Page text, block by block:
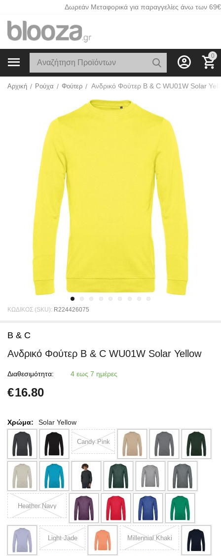
Δωρεάν Μεταφορικά για παραγγελίες άνω των 69€
0
Αρχική / Ρούχα / Φούτερ / Ανδρικό Φούτερ B & C WU01W Solar
ΚΩΔΙΚΟΣ (SKU): R224426075
B & C
Ανδρικό Φούτερ B & C WU01W Solar Yellow
Διαθεσιμότητα: 4 εως 7 ημέρες
€16.80
Χρώμα: Solar Yellow
Candy Pink
Heather Navy
Light Jade Millennial Khaki